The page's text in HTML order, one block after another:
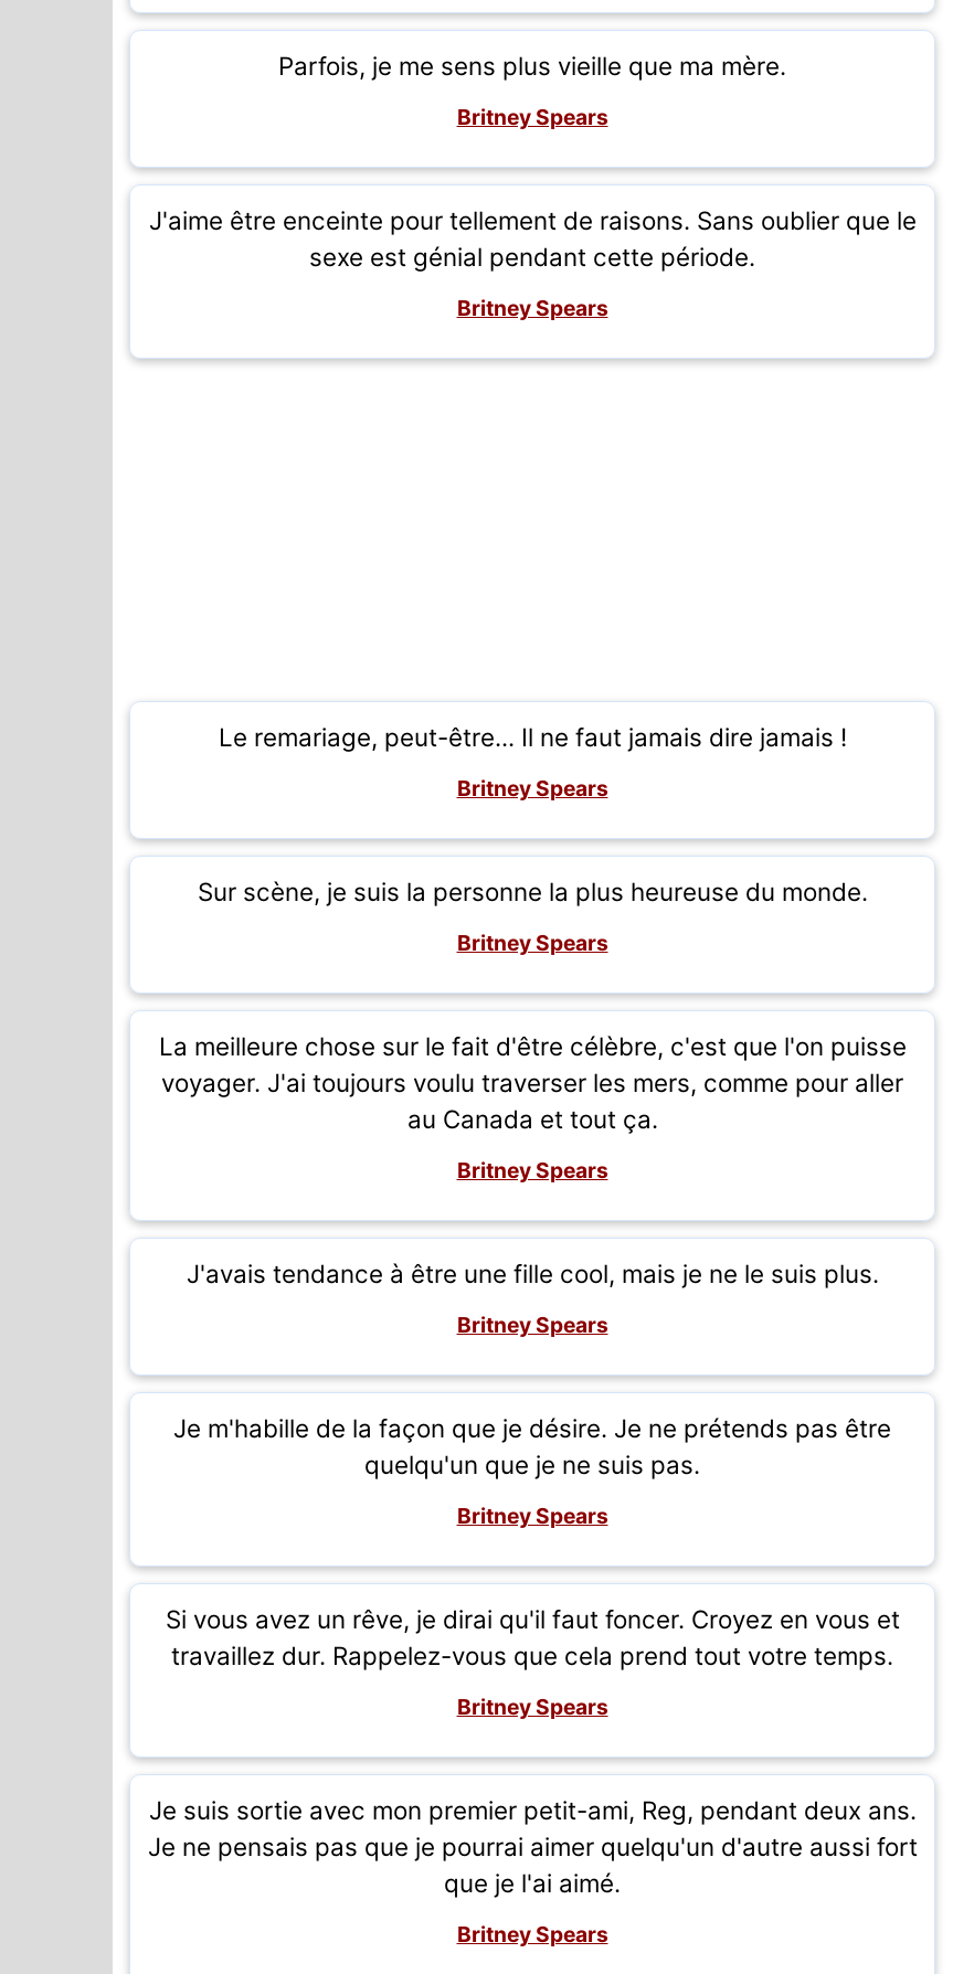
Parfois, je me sens plus vieille que ma mère.
Britney Spears
J'aime être enceinte pour tellement de raisons. Sans oublier que le
sexe est génial pendant cette période.
Britney Spears
Le remariage, peut-être... Il ne faut jamais dire jamais !
Britney Spears
Sur scène, je suis la personne la plus heureuse du monde.
Britney Spears
La meilleure chose sur le fait d'être célèbre, c'est que l'on puisse
voyager. J'ai toujours voulu traverser les mers, comme pour aller
au Canada et tout ça.
Britney Spears
J'avais tendance à être une fille cool, mais je ne le suis plus.
Britney Spears
Je m'habille de la façon que je désire. Je ne prétends pas être
quelqu'un que je ne suis pas.
Britney Spears
Si vous avez un rêve, je dirai qu'il faut foncer. Croyez en vous et
travaillez dur. Rappelez-vous que cela prend tout votre temps.
Britney Spears
Je suis sortie avec mon premier petit-ami, Reg, pendant deux ans.
Je ne pensais pas que je pourrai aimer quelqu'un d'autre aussi fort
que je l'ai aimé.
Britney Spears